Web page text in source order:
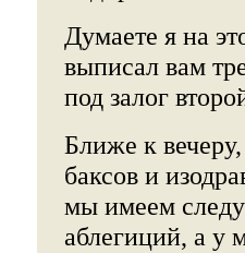
Думаете я на
выписал вам
под залог
Ближе к
баксов и
мы имеем
аблегиций, а у